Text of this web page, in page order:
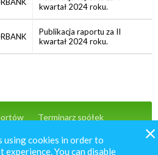
kwartał 2024 roku.
Publikacja raportu za II
kwartał 2024 roku.
Terminarz spółek
using cookies in order to
experience. You can disable